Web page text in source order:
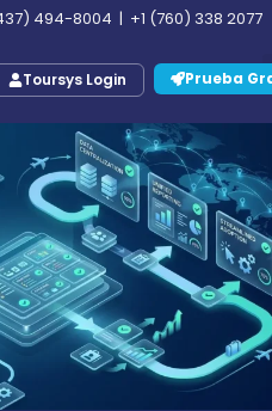
494-8004 | +1 (760) 338 2077
Toursys Login Prueba